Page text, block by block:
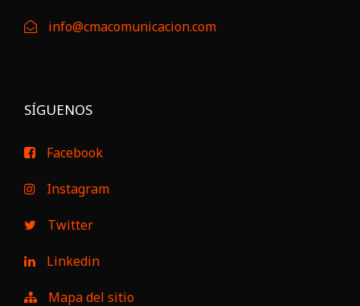
info@cmacomunicacion.com
SÍGUENOS
Facebook
Instagram
Twitter
Linkedin
Mapa del sitio